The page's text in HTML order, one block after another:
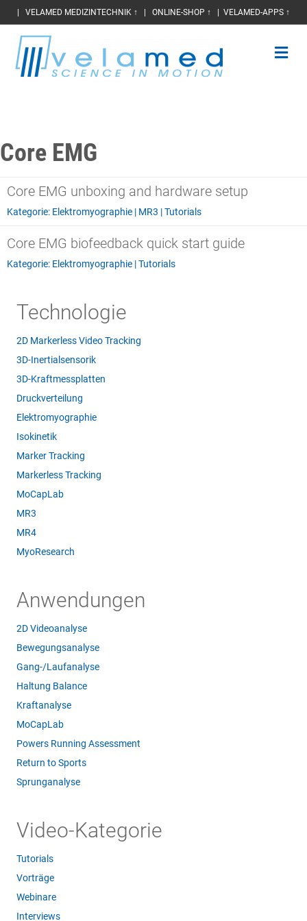
VELAMED MEDIZINTECHNIK ↑ ONLINE-SHOP ↑ VELAMED-APPS ↑
Technologie
2D Markerless Video Tracking
3D-Inertialsensorik
3D-Kraftmessplatten
Druckverteilung
Elektromyographie
Isokinetik
Marker Tracking
Markerless Tracking
MoCapLab
MR3
MR4
MyoResearch
Anwendungen
2D Videoanalyse
Bewegungsanalyse
Gang-/Laufanalyse
Haltung Balance
Kraftanalyse
MoCapLab
Powers Running Assessment
Return to Sports
Sprunganalyse
Video-Kategorie
Tutorials
Vorträge
Webinare
Interviews
Core EMG
Core EMG unboxing and hardware setup
Kategorie: Elektromyographie | MR3 |Tutorials
Core EMG biofeedback quick start guide
Kategorie: Elektromyographie |Tutorials